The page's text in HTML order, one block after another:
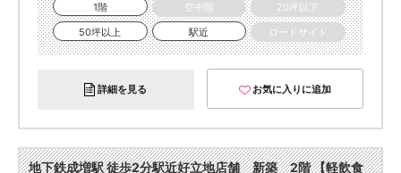
1階
空中階
20坪以下
50坪以上
駅近 ロードサイド
詳細を見る お気に入りに追加
地下鉄成増駅 徒歩2分駅近好立地店舗 新築 2階 【軽飲食